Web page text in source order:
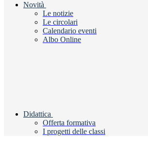
Novità
Le notizie
Le circolari
Calendario eventi
Albo Online
Didattica
Offerta formativa
I progetti delle classi